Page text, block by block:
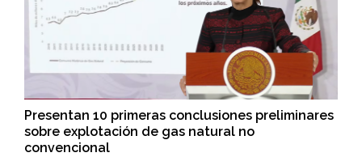
Presentan 10 primeras conclusiones preliminares
sobre explotación de gas natural no
convencional